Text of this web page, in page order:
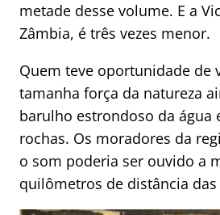
metade desse volume. E a
Zâmbia, é três vezes menor.
Quem teve oportunidade de
tamanha força da natureza
barulho estrondoso da água
rochas. Os moradores da
o som poderia ser ouvido a
quilômetros de distância das